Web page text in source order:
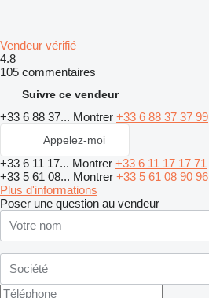
Vendeur vérifié
4.8
105 commentaires
Suivre ce vendeur
+33 6 88 37... Montrer +33 6 88 37 37 99
Appelez-moi
+33 6 11 17... Montrer +33 6 11 17 17 71
+33 5 61 08... Montrer +33 5 61 08 90 96
Plus d'informations
Poser une question au vendeur